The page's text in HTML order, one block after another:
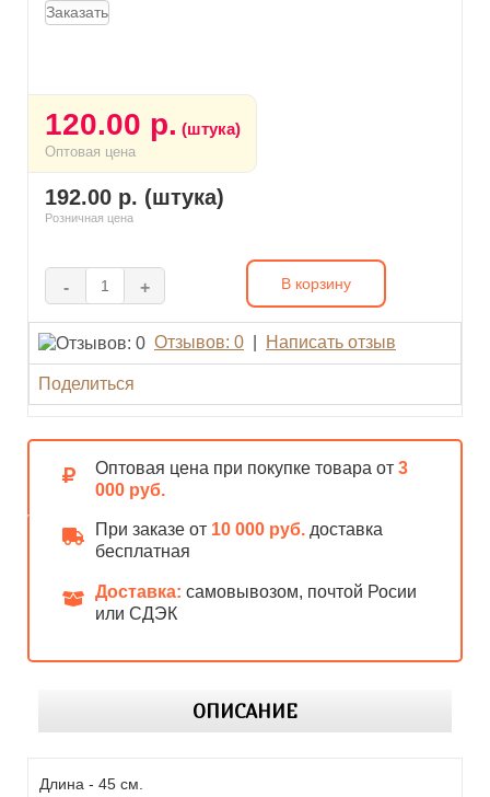
Заказать
120.00 р. (штука)
Оптовая цена
192.00 р. (штука)
Розничная цена
- + В корзину
Отзывов: 0 Написать отзыв
Поделиться
Оптовая цена при покупке товара от 3
000 руб.
При заказе от 10 000 руб. доставка
бесплатная
Доставка: самовывозом, почтой Росии
или СДЭК
ОПИСАНИЕ
Длина - 45 см.